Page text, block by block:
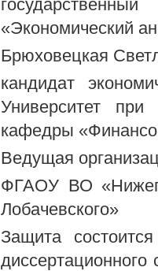
«Экономический
Брюховецкая
кандидат
Университет при
кафедры
Ведущая
ФГАОУ ВО
Лобачевского»
Защита